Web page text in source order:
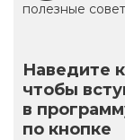
полезные
Наведите
чтобы
в
по кнопке